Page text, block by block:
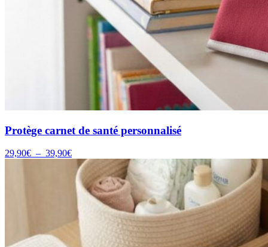
Protège carnet de santé personnalisé
29,90€ – 39,90€Plage
prix :
29,90€